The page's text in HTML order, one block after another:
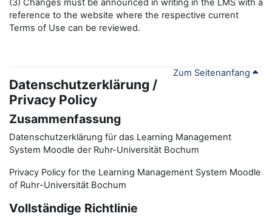
(3) Changes must be announced in writing in the LMS with a
reference to the website where the respective current
Terms of Use can be reviewed.
Zum Seitenanfang
Datenschutzerklärung /
Privacy Policy
Zusammenfassung
Datenschutzerklärung für das Learning Management
System Moodle der Ruhr-Universität Bochum
Privacy Policy for the Learning Management System Moodle
of Ruhr-Universität Bochum
Vollständige Richtlinie